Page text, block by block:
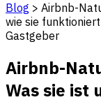
Blog > Airbnb-
wie sie funktioniert
Gastgeber
Airbnb-
Was sie ist